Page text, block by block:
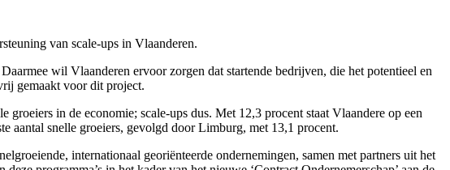
van scale-ups in Vlaanderen.
Daarmee wil Vlaanderen ervoor zorgen dat startende bedrijven, die het potentieel en
gemaakt voor dit project.
in de economie; scale-ups dus. Met 12,3 procent staat Vlaandere op een
aantal snelle groeiers, gevolgd door Limburg, met 13,1 procent.
internationaal georiënteerde ondernemingen, samen met partners uit het